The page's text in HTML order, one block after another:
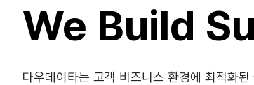
We Build
다우데이타는 고객 비즈니스 환경에 최적화